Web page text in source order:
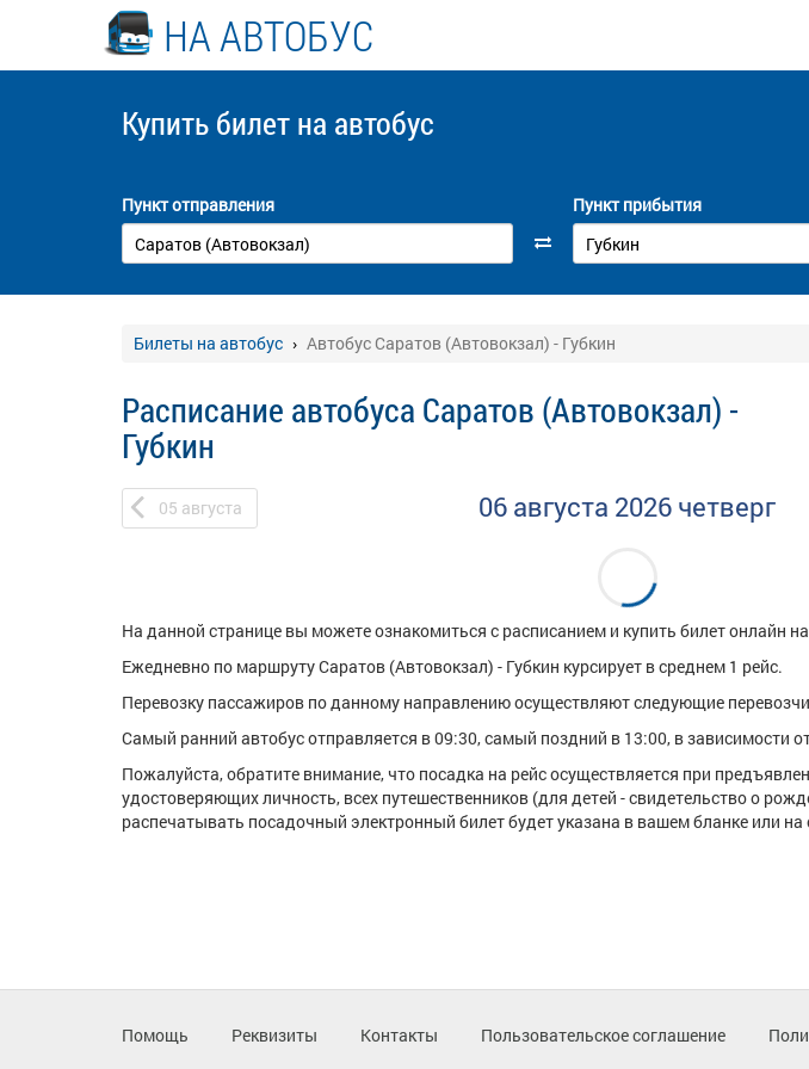
НА АВТОБУС
Купить билет на автобус
Пункт отправления Пункт прибытия
Билеты на автобус Автобус Саратов (Автовокзал) - Губкин
Расписание автобуса Саратов (Автовокзал) -
Губкин
05 августа 06 августа 2026 четверг
На данной странице вы можете ознакомиться с расписанием и купить билет онлайн
Ежедневно по маршруту Саратов (Автовокзал) - Губкин курсирует в среднем 1 рейс.
Перевозку пассажиров по данному направлению осуществляют следующие
Самый ранний автобус отправляется в 09:30, самый поздний в 13:00, в зависимости
Пожалуйста, обратите внимание, что посадка на рейс осуществляется при
удостоверяющих личность, всех путешественников (для детей - свидетельство о
распечатывать посадочный электронный билет будет указана в вашем бланке или
Помощь Реквизиты Контакты Пользовательское соглашение